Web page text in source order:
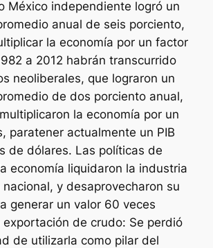
México independiente logró un
anual de seis porciento,
la economía por un factor
a 2012 habrán transcurrido
neoliberales, que lograron un
de dos porciento anual,
la economía por un
paratener actualmente un PIB
de dólares. Las políticas de
economía liquidaron la industria
y desaprovecharon su
generar un valor 60 veces
exportación de crudo: Se perdió
de utilizarla como pilar del